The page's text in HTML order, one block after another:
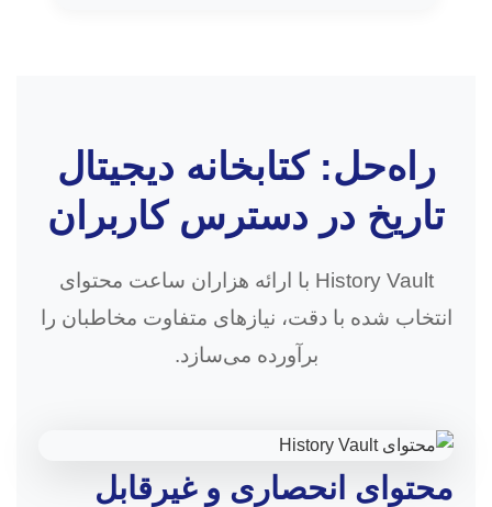
راه‌حل: کتابخانه دیجیتال
تاریخ در دسترس کاربران
History Vault با ارائه هزاران ساعت محتوای
انتخاب شده با دقت، نیازهای متفاوت مخاطبان را
برآورده می‌سازد.
محتوای انحصاری و غیرقابل